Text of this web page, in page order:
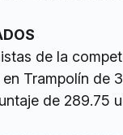
de la
Trampolín de
de 289.75